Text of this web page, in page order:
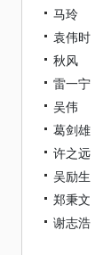
马玲
袁伟时
秋风
雷一宁
吴伟
葛剑雄
许之远
吴励生
郑秉文
谢志浩